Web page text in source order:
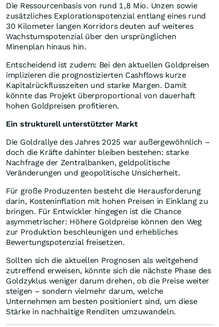
Die Ressourcenbasis von rund 1,8 Mio. Unzen sowie
zusätzliches Explorationspotenzial entlang eines rund
30 Kilometer langen Korridors deuten auf weiteres
Wachstumspotenzial über den ursprünglichen
Minenplan hinaus hin.
Entscheidend ist zudem: Bei den aktuellen Goldpreisen
implizieren die prognostizierten Cashflows kurze
Kapitalrückflusszeiten und starke Margen. Damit
könnte das Projekt überproportional von dauerhaft
hohen Goldpreisen profitieren.
Ein strukturell unterstützter Markt
Die Goldrallye des Jahres 2025 war außergewöhnlich –
doch die Kräfte dahinter bleiben bestehen: starke
Nachfrage der Zentralbanken, geldpolitische
Veränderungen und geopolitische Unsicherheit.
Für große Produzenten besteht die Herausforderung
darin, Kosteninflation mit hohen Preisen in Einklang zu
bringen. Für Entwickler hingegen ist die Chance
asymmetrischer: Höhere Goldpreise können den Weg
zur Produktion beschleunigen und erhebliches
Bewertungspotenzial freisetzen.
Sollten sich die aktuellen Prognosen als weitgehend
zutreffend erweisen, könnte sich die nächste Phase des
Goldzyklus weniger darum drehen, ob die Preise weiter
steigen – sondern vielmehr darum, welche
Unternehmen am besten positioniert sind, um diese
Stärke in nachhaltige Renditen umzuwandeln.